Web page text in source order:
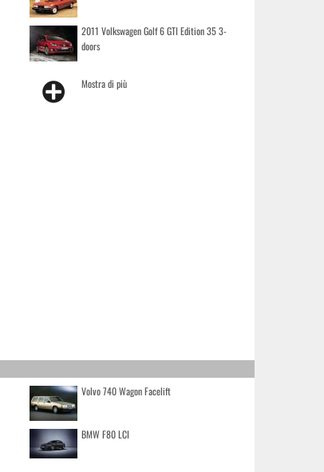
2011 Volkswagen Golf 6 GTI Edition 35 3-
doors
Mostra di più
Volvo 740 Wagon Facelift
BMW F80 LCI